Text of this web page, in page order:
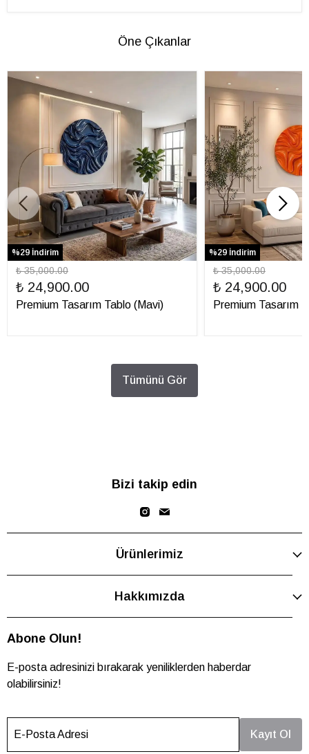
Öne Çıkanlar
%29 İndirim
₺ 35,000.00
₺ 24,900.00
Premium Tasarım Tablo (Mavi)
%29 İndirim
₺ 35,000.00
₺ 24,900.00
Premium Tasarım
Tümünü Gör
Bizi takip edin
Ürünlerimiz
Hakkımızda
Abone Olun!
E-posta adresinizi bırakarak yeniliklerden haberdar
olabilirsiniz!
E-Posta Adresi Kayıt Ol